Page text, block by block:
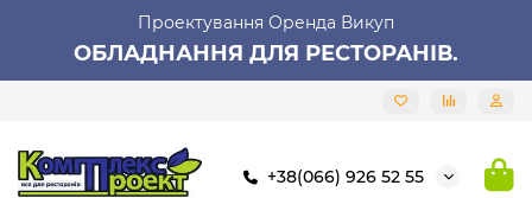
Проектування Оренда Викуп
ОБЛАДНАННЯ ДЛЯ РЕСТОРАНІВ.
+38(066) 926 52 55